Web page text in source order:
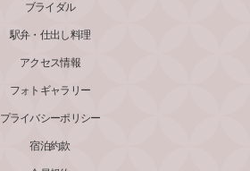
ブライダル
駅弁・仕出し料理
アクセス情報
フォトギャラリー
プライバシーポリシー
宿泊約款